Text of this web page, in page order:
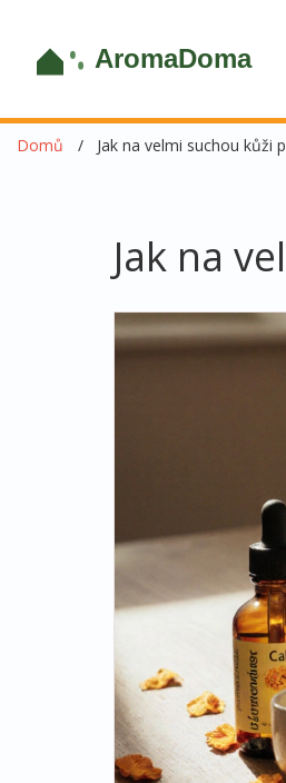
Domů Jak na velmi suchou kůži
Jak na